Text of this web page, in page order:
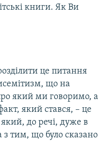
книги. Як Ви
це питання
що на
який ми говоримо, а
який стався, – це
до речі, дуже в
з тим, що було сказано